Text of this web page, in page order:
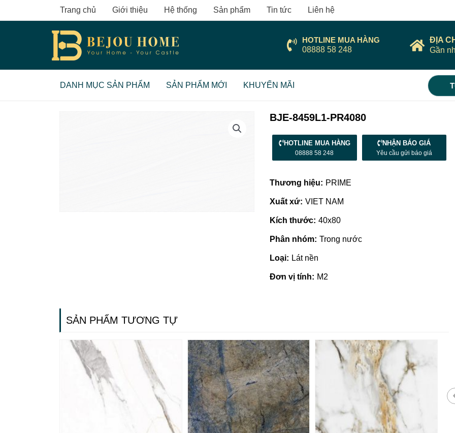
to
Trang chủ Giới thiệu Hệ thống Sản phẩm Tin tức Liên hệ
HOTLINE MUA HÀNG
08888 58 248
ĐỊA
Gần
DANH MỤC SẢN PHẨM SẢN PHẨM MỚI KHUYẾN MÃI
BJE-8459L1-PR4080
HOTLINE MUA HÀNG
08888 58 248
NHẬN BÁO GIÁ
Yêu cầu gửi báo giá
Thương hiệu: PRIME
Xuất xứ: VIET NAM
Kích thước: 40x80
Phân nhóm: Trong nước
Loại: Lát nền
Đơn vị tính: M2
SẢN PHẨM TƯƠNG TỰ
Giá vật liệu xây dựng tại Quảng